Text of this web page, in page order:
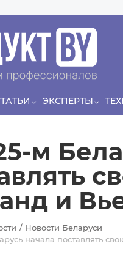
ЛЯШКО
чипированы и
проведение…
ЭКСПЕРТЫ
м
и
Новости Беларуси
начала поставлять